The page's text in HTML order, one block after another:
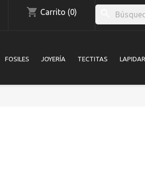
shopping_cart Carrito (0)
FOSILES JOYERÍA TECTITAS